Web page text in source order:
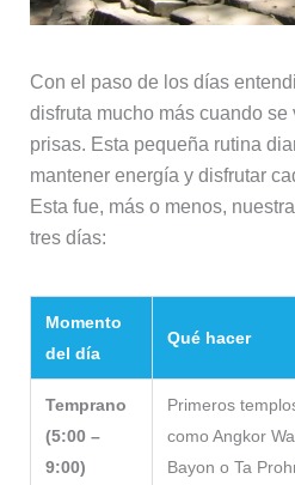
Con el paso de los días
disfruta mucho más cuando
prisas. Esta pequeña rutina
mantener energía y disfrutar
Esta fue, más o menos,
tres días:
Momento
del día
Qué hacer
Temprano
(5:00 –
9:00)
Primeros
como Angkor
Bayon o Ta